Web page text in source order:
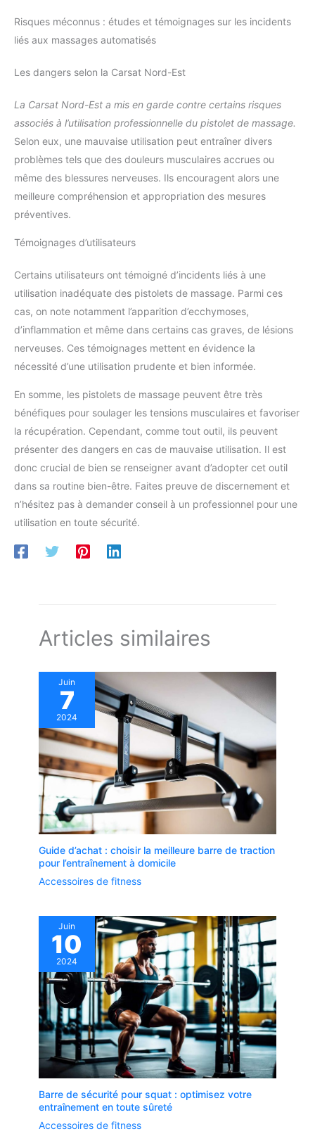
Risques méconnus : études et témoignages sur les incidents
liés aux massages automatisés
Les dangers selon la Carsat Nord-Est
La Carsat Nord-Est a mis en garde contre certains risques
associés à l’utilisation professionnelle du pistolet de massage.
Selon eux, une mauvaise utilisation peut entraîner divers
problèmes tels que des douleurs musculaires accrues ou
même des blessures nerveuses. Ils encouragent alors une
meilleure compréhension et appropriation des mesures
préventives.
Témoignages d’utilisateurs
Certains utilisateurs ont témoigné d’incidents liés à une
utilisation inadéquate des pistolets de massage. Parmi ces
cas, on note notamment l’apparition d’ecchymoses,
d’inflammation et même dans certains cas graves, de lésions
nerveuses. Ces témoignages mettent en évidence la
nécessité d’une utilisation prudente et bien informée.
En somme, les pistolets de massage peuvent être très
bénéfiques pour soulager les tensions musculaires et favoriser
la récupération. Cependant, comme tout outil, ils peuvent
présenter des dangers en cas de mauvaise utilisation. Il est
donc crucial de bien se renseigner avant d’adopter cet outil
dans sa routine bien-être. Faites preuve de discernement et
n’hésitez pas à demander conseil à un professionnel pour une
utilisation en toute sécurité.
Articles similaires
Juin
7
2024
Guide d’achat : choisir la meilleure barre de traction
pour l’entraînement à domicile
Accessoires de fitness
Juin
10
2024
Barre de sécurité pour squat : optimisez votre
entraînement en toute sûreté
Accessoires de fitness